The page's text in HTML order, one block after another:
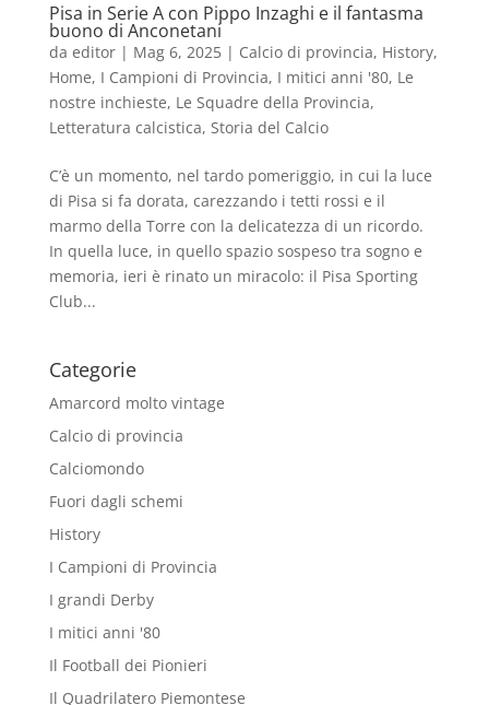
Pisa in Serie A con Pippo Inzaghi e il fantasma
buono di Anconetani
da editor| Mag 6, 2025| Calcio di provincia, History,
Home, I Campioni di Provincia, I mitici anni '80, Le
nostre inchieste, Le Squadre della Provincia,
Letteratura calcistica, Storia del Calcio
C’è un momento, nel tardo pomeriggio, in cui la luce
di Pisa si fa dorata, carezzando i tetti rossi e il
marmo della Torre con la delicatezza di un ricordo.
In quella luce, in quello spazio sospeso tra sogno e
memoria, ieri è rinato un miracolo: il Pisa Sporting
Club...
Categorie
Amarcord molto vintage
Calcio di provincia
Calciomondo
Fuori dagli schemi
History
I Campioni di Provincia
I grandi Derby
I mitici anni '80
Il Football dei Pionieri
Il Quadrilatero Piemontese